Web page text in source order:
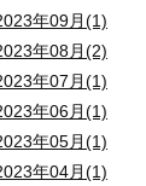
年09月(1)
年08月(2)
年07月(1)
年06月(1)
年05月(1)
年04月(1)